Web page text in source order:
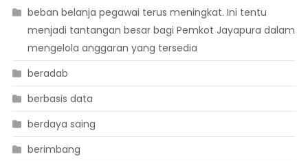
beban belanja pegawai terus meningkat. Ini tentu
menjadi tantangan besar bagi Pemkot Jayapura dalam
mengelola anggaran yang tersedia
beradab
berbasis data
berdaya saing
berimbang